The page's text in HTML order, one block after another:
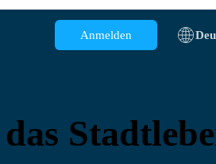
Anmelden
Chile